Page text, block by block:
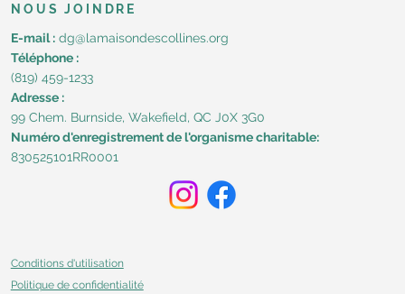
NOUS JOINDRE
E-mail : dg@lamaisondescollines.org
Téléphone :
(819) 459-1233
Adresse :
99 Chem. Burnside, Wakefield, QC J0X 3G0​
Numéro d'enregistrement de l'organisme charitable:
830525101RR0001
Conditions d'utilisation
Politique de confidentialité